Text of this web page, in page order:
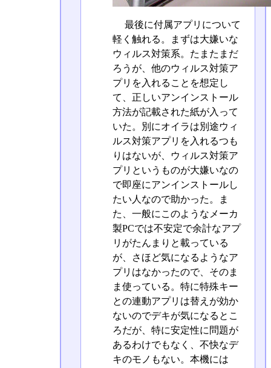
最後に付属アプリについて
軽く触れる。まずは大嫌いな
ウィルス対策系。たまたまだ
ろうが、他のウィルス対策ア
プリを入れることを想定し
て、正しいアンインストール
方法が記載された紙が入って
いた。別にオイラは別途ウィ
ルス対策アプリを入れるつも
りはないが、ウィルス対策ア
プリというものが大嫌いなの
で即座にアンインストールし
たい人なので助かった。ま
た、一般にこのようなメーカ
製PCでは不安定で余計なアプ
リがたんまりと載っている
が、さほど気になるようなア
プリはなかったので、そのま
ま使っている。特に特殊キー
との連動アプリは替えが効か
ないのでデキが気になるとこ
ろだが、特に安定性に問題が
あるわけでもなく、不快なデ
キのモノもない。本機には